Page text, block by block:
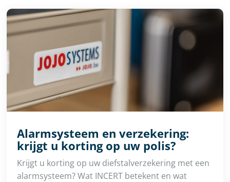
Alarmsysteem en verzekering:
krijgt u korting op uw polis?
Krijgt u korting op uw diefstalverzekering met een
alarmsysteem? Wat INCERT betekent en wat